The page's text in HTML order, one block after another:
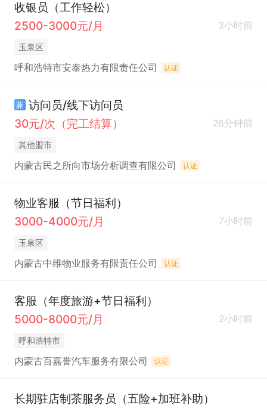
收银员（工作轻松）
2500-3000元/月
3小时前
玉泉区
呼和浩特市安泰热力有限责任公司 认证
兼 访问员/线下访问员
30元/次（完工结算）
26分钟前
其他盟市
内蒙古民之所向市场分析调查有限公司 认证
物业客服（节日福利）
3000-4000元/月
7小时前
玉泉区
内蒙古中维物业服务有限责任公司 认证
客服（年度旅游+节日福利）
5000-8000元/月
2小时前
呼和浩特市
内蒙古百嘉誉汽车服务有限公司 认证
长期驻店制茶服务员（五险+加班补助）